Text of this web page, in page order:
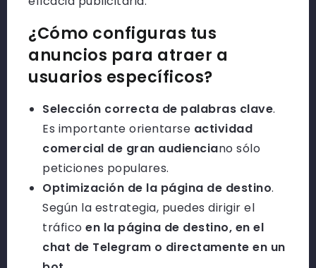
¿Cómo configuras tus
anuncios para atraer a
usuarios específicos?
Selección correcta de palabras clave.
Es importante orientarse actividad
comercial de gran audienciano sólo
peticiones populares.
Optimización de la página de destino.
Según la estrategia, puedes dirigir el
tráfico en la página de destino, en el
chat de Telegram o directamente en un